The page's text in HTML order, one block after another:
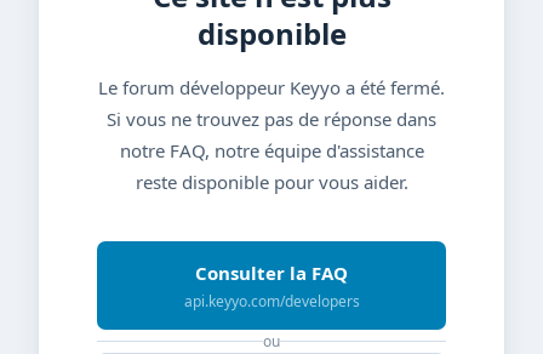
disponible
Le forum développeur Keyyo a été fermé.
Si vous ne trouvez pas de réponse dans
notre FAQ, notre équipe d'assistance
reste disponible pour vous aider.
Consulter la FAQ
api.keyyo.com/developers
ou